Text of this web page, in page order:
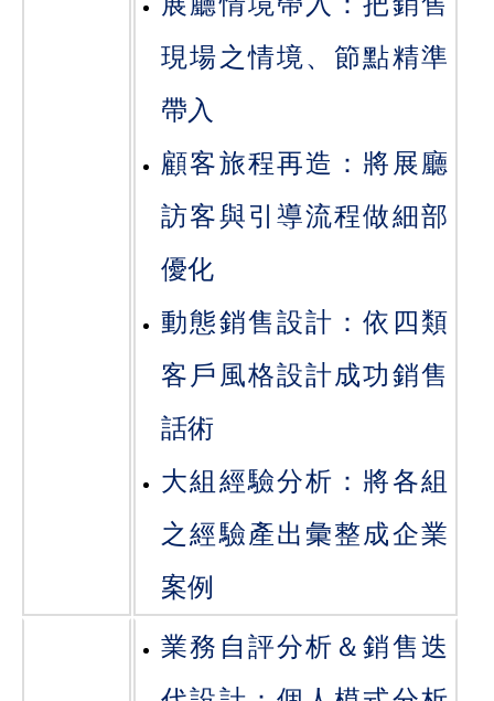
現場之情境、節點精準
帶入
顧客旅程再造：將展廳
訪客與引導流程做細部
優化
動態銷售設計：依四類
客戶風格設計成功銷售
話術
大組經驗分析：將各組
之經驗產出彙整成企業
案例
業務自評分析＆銷售迭